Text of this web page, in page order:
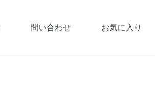
問い合わせ お気に入り